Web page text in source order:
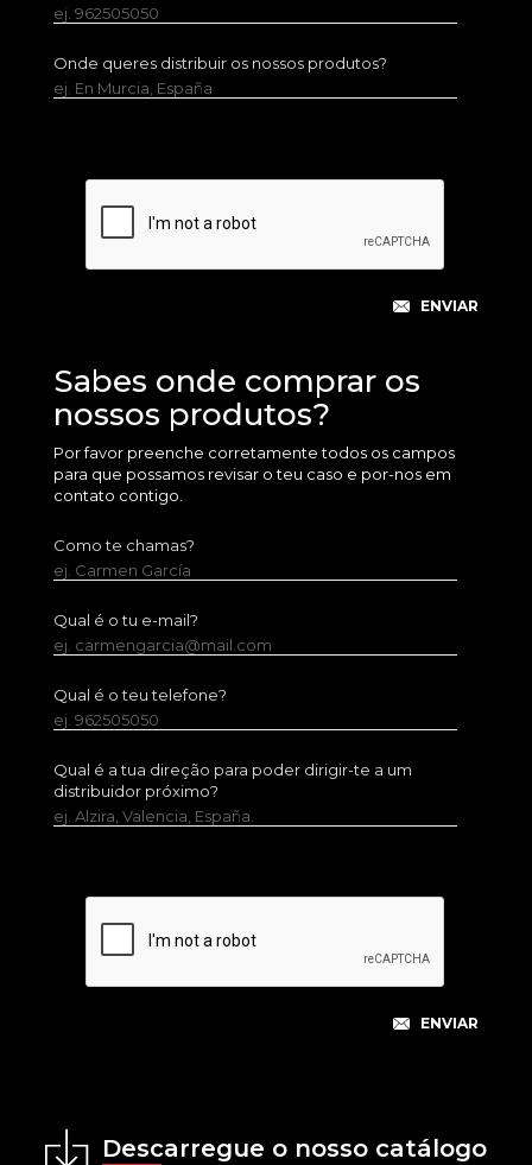
ej. 962505050
Onde queres distribuir os nossos produtos?
ej. En Murcia, España
Sabes onde comprar os
nossos produtos?
Por favor preenche corretamente todos os campos
para que possamos revisar o teu caso e por-nos em
contato contigo.
Como te chamas?
ej. Carmen García
Qual é o tu e-mail?
ej. carmengarcia@mail.com
Qual é o teu telefone?
ej. 962505050
Qual é a tua direção para poder dirigir-te a um
distribuidor próximo?
ej. Alzira, Valencia, España.
Descarregue o nosso catálogo